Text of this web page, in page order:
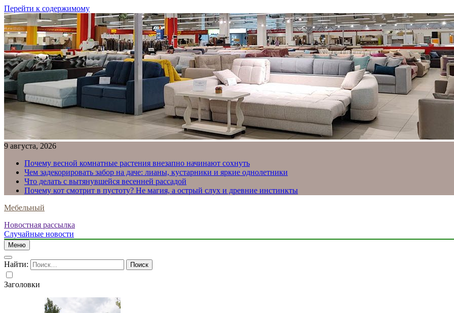
Перейти к содержимому
9 августа, 2026
Почему весной комнатные растения внезапно начинают сохнуть
Чем задекорировать забор на даче: лианы, кустарники и яркие однолетники
Что делать с вытянувшейся весенней рассадой
Почему кот смотрит в пустоту? Не магия, а острый слух и древние инстинкты
Мебельный
Новостная рассылка
Случайные новости
Меню
Найти:
Заголовки